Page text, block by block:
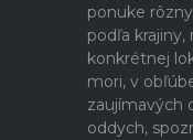
ponuke
podľa
konkrétnej
mori, v
zaujímavých
oddych,